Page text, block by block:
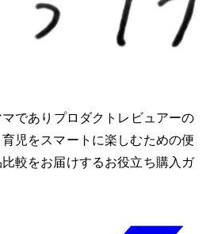
でありプロダクトレビュアーのMio
児をスマートに楽しむための便
較をお届けするお役立ち購入ガ